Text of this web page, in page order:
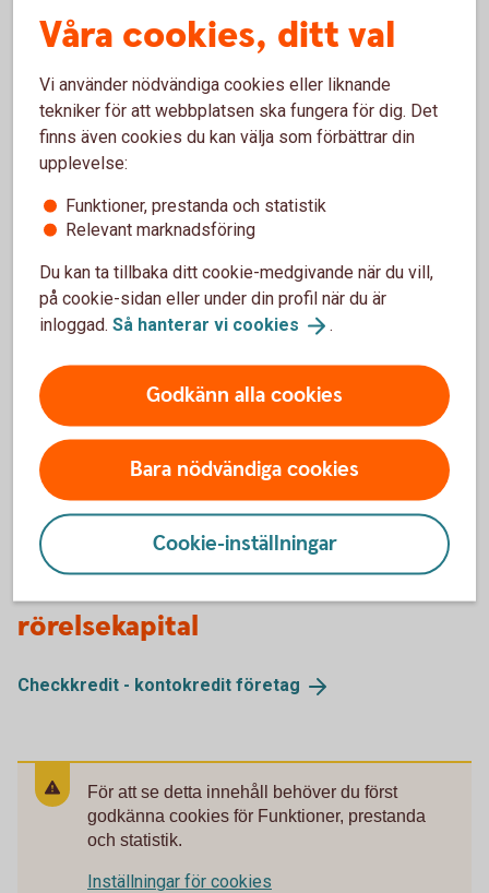
Återstående 30 % utbetalas
till dig.
Ingen administration - allt är klart
Påminnelser och kravhantering hanteras av oss.
Frågor om fakturabelåning?
Välkommen att skicka oss ett meddelande i
internetbanken eller appen. Det går även bra att
Kontakta oss förrådgivning
rörelsekapital
Checkkredit - kontokredit företag
För att se detta innehåll behöver du först
godkänna cookies för Funktioner, prestanda
och statistik.
Inställningar för cookies
Våra cookies, ditt val
Vi använder nödvändiga cookies eller liknande
tekniker för att webbplatsen ska fungera för dig. Det
finns även cookies du kan välja som förbättrar din
upplevelse:
Funktioner, prestanda och statistik
Relevant marknadsföring
Du kan ta tillbaka ditt cookie-medgivande när du vill,
på cookie-sidan eller under din profil när du är
inloggad. Så hanterar vi cookies .
Godkänn alla cookies
Bara nödvändiga cookies
Cookie-inställningar